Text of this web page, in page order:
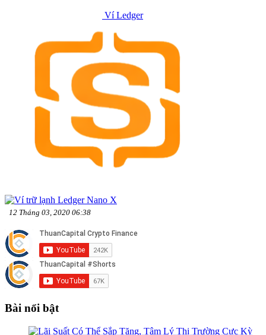
Ví Ledger
12 Tháng 03, 2020 06:38
Bài nổi bật